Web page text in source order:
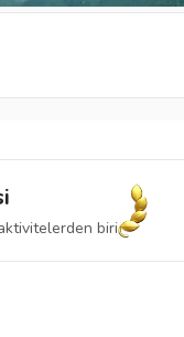
biri